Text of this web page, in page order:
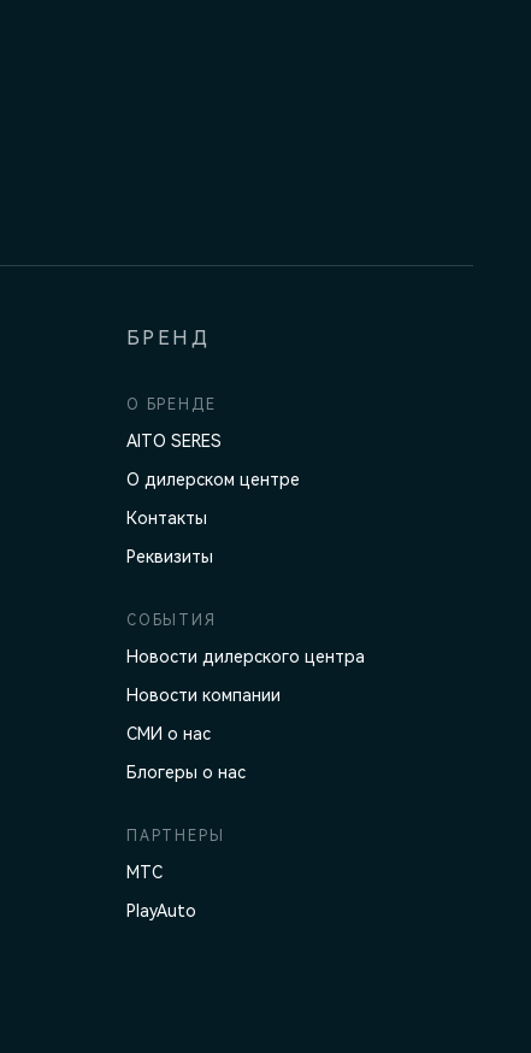
БРЕНД
О БРЕНДЕ
AITO SERES
О дилерском центре
Контакты
Реквизиты
СОБЫТИЯ
Новости дилерского центра
Новости компании
СМИ о нас
Блогеры о нас
ПАРТНЕРЫ
МТС
PlayAuto